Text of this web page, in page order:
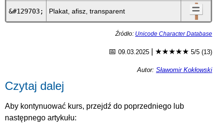
&#129703; Plakat, afisz, transparent 🪧
Źródło: Unicode Character Database
📅 09.03.2025 ★★★★★ 5/5 (13)
Autor: Sławomir Kokłowski
Czytaj dalej
Aby kontynuować kurs, przejdź do poprzedniego lub
następnego artykułu: